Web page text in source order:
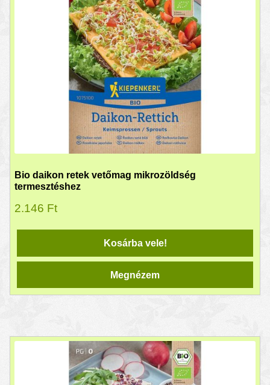
Bio daikon retek vetőmag mikrozöldség
termesztéshez
2.146 Ft
Kosárba vele!
Megnézem